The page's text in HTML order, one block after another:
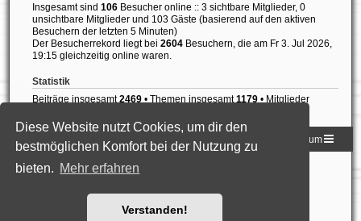
Diese Website nutzt Cookies, um dir den
bestmöglichen Komfort bei der Nutzung zu
bieten. Mehr erfahren
Verstanden!
Insgesamt sind 106Besucher online :: 3 sichtbare Mitglieder, 0
unsichtbare Mitglieder und 103 Gäste (basierend auf den aktiven
Besuchern der letzten 5 Minuten)
Der Besucherrekord liegt bei 2604Besuchern, die am Fr 3. Jul 2026,
19:15 gleichzeitig online waren.
Statistik
Beiträge insgesamt2469• Themen insgesamt1179• Mitglieder
Homepage der DLG Foren-Übersicht Impressum
Powered byphpBB® Forum Software © phpBB Limited
Style: Black-Silver-Split by Joyce&LunaphpBB-Style-Design
Nutzungsbedingungen